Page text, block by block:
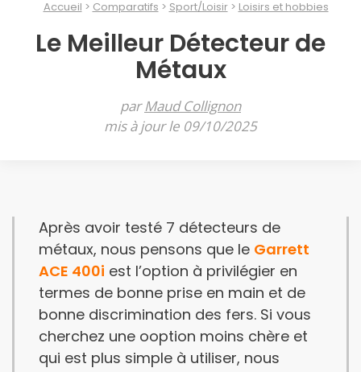
Accueil Comparatifs Sport/Loisir Loisirs et hobbies
Le Meilleur Détecteur de
Métaux
parMaud Collignon
mis à jour le 09/10/2025
Après avoir testé 7 détecteurs de
métaux, nous pensons que le Garrett
ACE 400i est l’option à privilégier en
termes de bonne prise en main et de
bonne discrimination des fers. Si vous
cherchez une ooption moins chère et
qui est plus simple à utiliser, nous